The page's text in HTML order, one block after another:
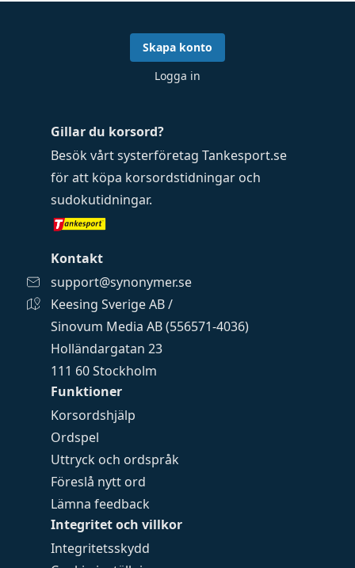
Funktioner
Korsordshjälp
Ordspel
Uttryck och ordspråk
Föreslå nytt ord
Lämna feedback
Integritet och villkor
Integritetsskydd
Gillar du korsord?
Besök vårt systerföretag Tankesport.se
för att köpa korsordstidningar och
sudokutidningar.
Kontakt
support@synonymer.se
Keesing Sverige AB /
Sinovum Media AB (556571-4036)
Holländargatan 23
111 60 Stockholm
Skapa konto
Logga in